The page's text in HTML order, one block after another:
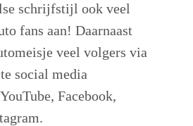
schrijfstijl ook veel
fans aan! Daarnaast
veel volgers via
social media
Facebook,